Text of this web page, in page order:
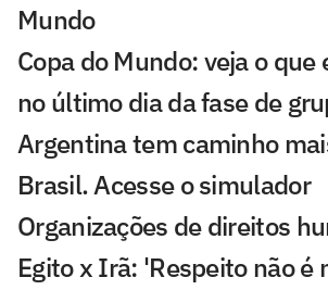
Mundo
Copa do Mundo: veja o que
no último dia da fase de
Argentina tem caminho
Brasil. Acesse o simulador
Organizações de direitos
Egito x Irã: 'Respeito não é